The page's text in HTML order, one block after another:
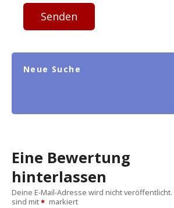
Senden
Neue Suche
Eine Bewertung
hinterlassen
Deine E-Mail-Adresse wird nicht veröffentlicht.
sind mit
markiert